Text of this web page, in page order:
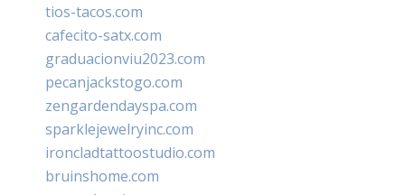
tios-tacos.com
cafecito-satx.com
graduacionviu2023.com
pecanjackstogo.com
zengardendayspa.com
sparklejewelryinc.com
ironcladtattoostudio.com
bruinshome.com